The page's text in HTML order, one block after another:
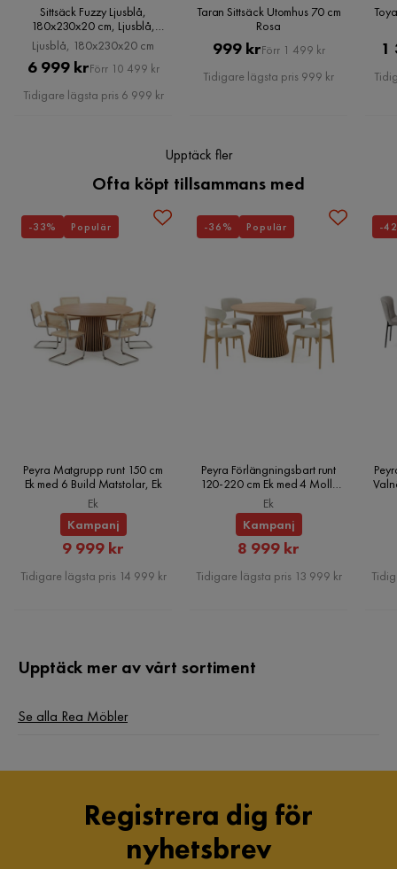
Kategori: Bean Bags
Utomhus/Inomhus: Utomhus
Skötselanvisningar: Nylon: Tål ej att torktumlas eller
strykas.
Viktiga funktioner: Avtagbart kuddfodral. Bred. bekväm
Materialets sammansättning: 100% nylon
Mått och Vikt
Produktens höjd (cm): 20
Produktens vikt (kg): 9
Viktkapacitet (kg): 130
Sittsäck Fuzzy Ljusblå,
180x230x20 cm, Ljusblå,
180x230x20 cm
Ljusblå, 180x230x20 cm
Pris
6 999 krOriginal
Pris
Förr 10 499 kr
Tidigare lägsta pris 6 999 kr
Taran Sittsäck Utomhus 70 cm
Rosa
Pris
999 kr Original
Pris
Förr 1 499 kr
Tidigare lägsta pris 999 kr
1
Upptäck fler
Ofta köpt tillsammans med
Peyra Matgrupp runt 150 cm
Ek med 6 Build Matstolar, Ek
Ek
Kampanj
Rabatterat
Pris
9 999 kr
Tidigare lägsta pris 14 999 kr
-33% Populär
Peyra Förlängningsbart runt
120-220 cm Ek med 4 Molly
Matstolar, Ek
Ek
Kampanj
Rabatterat
Pris
8 999 kr
Tidigare lägsta pris 13 999 kr
-36% Populär -
Upptäck mer av vårt sortiment
Se alla Rea Möbler
Registrera dig för
nyhetsbrev